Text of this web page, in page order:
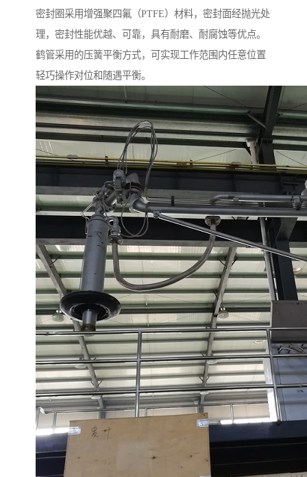
密封圈采用增强聚四氟（PTFE）材料，密封面经抛光处
理，密封性能优越、可靠，具有耐磨、耐腐蚀等优点。
鹤管采用的压簧平衡方式，可实现工作范围内任意位置
轻巧操作对位和随遇平衡。